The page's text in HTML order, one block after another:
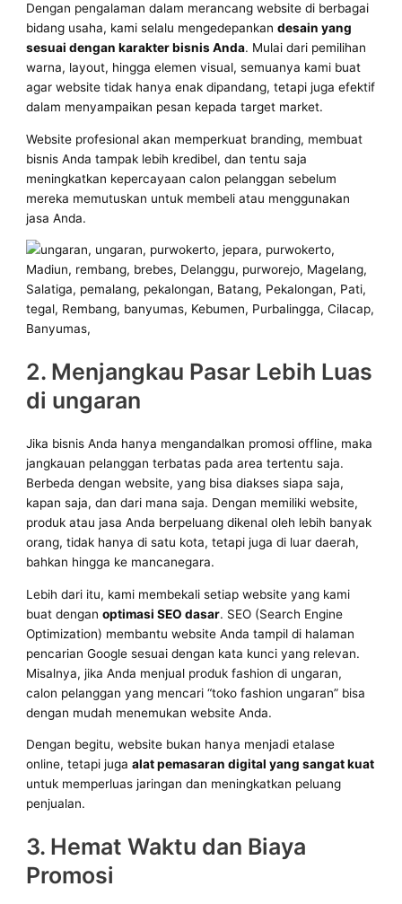
Dengan pengalaman dalam merancang website di berbagai
bidang usaha, kami selalu mengedepankandesain yang
sesuai dengan karakter bisnis Anda. Mulai dari pemilihan
warna, layout, hingga elemen visual, semuanya kami buat
agar website tidak hanya enak dipandang, tetapi juga efektif
dalam menyampaikan pesan kepada target market.
Website profesional akan memperkuat branding, membuat
bisnis Anda tampak lebih kredibel, dan tentu saja
meningkatkan kepercayaan calon pelanggan sebelum
mereka memutuskan untuk membeli atau menggunakan
jasa Anda.
2. Menjangkau Pasar Lebih Luas
di ungaran
Jika bisnis Anda hanya mengandalkan promosi offline, maka
jangkauan pelanggan terbatas pada area tertentu saja.
Berbeda dengan website, yang bisa diakses siapa saja,
kapan saja, dan dari mana saja. Dengan memiliki website,
produk atau jasa Anda berpeluang dikenal oleh lebih banyak
orang, tidak hanya di satu kota, tetapi juga di luar daerah,
bahkan hingga ke mancanegara.
Lebih dari itu, kami membekali setiap website yang kami
buat denganoptimasi SEO dasar. SEO (Search Engine
Optimization) membantu website Anda tampil di halaman
pencarian Google sesuai dengan kata kunci yang relevan.
Misalnya, jika Anda menjual produk fashion di ungaran,
calon pelanggan yang mencari “toko fashion ungaran” bisa
dengan mudah menemukan website Anda.
Dengan begitu, website bukan hanya menjadi etalase
online, tetapi jugaalat pemasaran digital yang sangat kuat
untuk memperluas jaringan dan meningkatkan peluang
penjualan.
3. Hemat Waktu dan Biaya
Promosi